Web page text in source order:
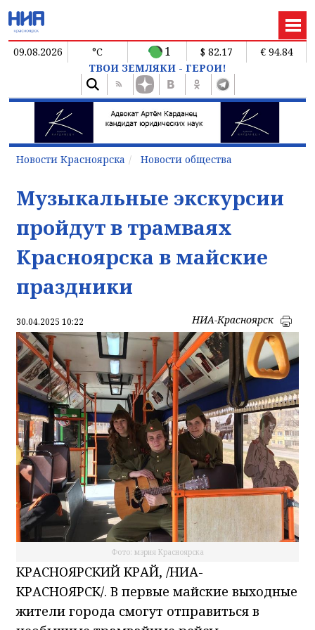
09.08.2026 °C 1 $ 82.17
€ 94.84
ТВОИ ЗЕМЛЯКИ - ГЕРОИ!
Новости Красноярска Новости общества
Музыкальные экскурсии
пройдут в трамваях
Красноярска в майские
праздники
30.04.2025 10:22 НИА-Красноярск
Фото: мэрия Красноярска
КРАСНОЯРСКИЙ КРАЙ, /НИА-
КРАСНОЯРСК/. В первые майские выходные
жители города смогут отправиться в